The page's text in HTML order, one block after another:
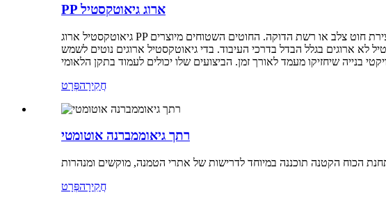
PP ארוג גיאוטקסטיל
גיאוטקסטיל ארוג PP המסופק שלנו הוא גיאוטקסטיל סרט ארוג מפלסטיק, שנוצר על נולים תעשייתיים גדולים המשלבים חוטים אופקיים ואנכיים ליצירת חוט צלב או רשת הדוקה. החוטים השטוחים מיוצרים
לא ארוגים בגלל הבדל בדרכי העיבוד. בדי גיאוטקסטיל ארוגים נוטים לשמש
חֲקִירָהפְּרָט
רתך גיאוממברנה אוטומטי
חֲקִירָהפְּרָט